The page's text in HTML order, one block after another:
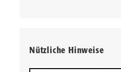
Nützliche Hinweise